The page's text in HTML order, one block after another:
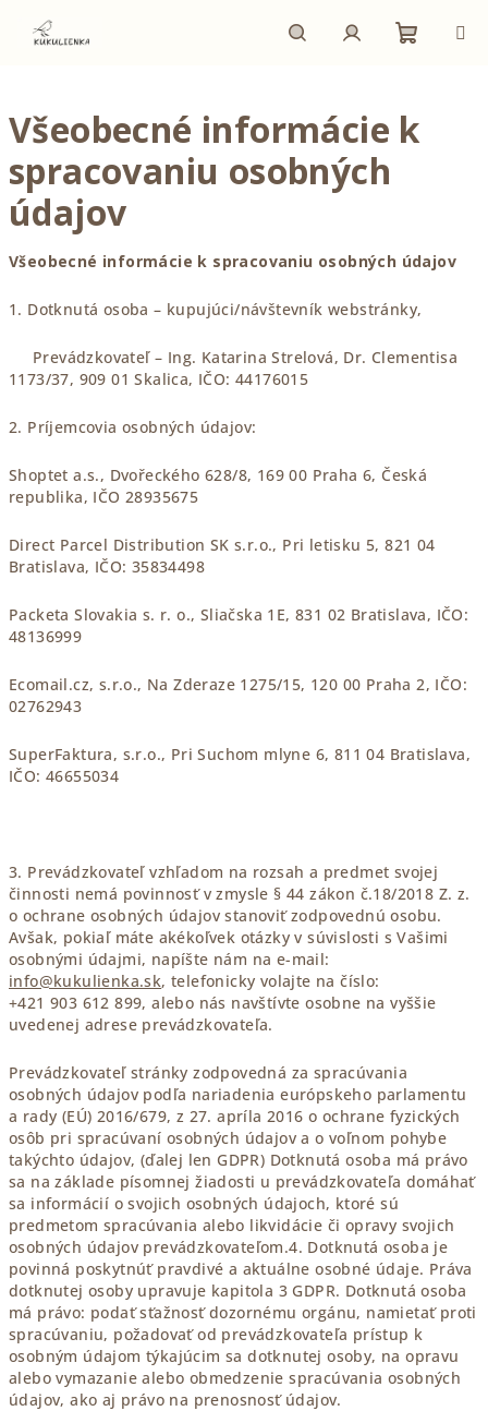
obsah
košík
Všeobecné informácie k
spracovaniu osobných
údajov
Všeobecné informácie k spracovaniu osobných údajov
1. Dotknutá osoba – kupujúci/návštevník webstránky,
Prevádzkovateľ – Ing. Katarina Strelová, Dr. Clementisa
1173/37, 909 01 Skalica, IČO: 44176015
2. Príjemcovia osobných údajov:
Shoptet a.s., Dvořeckého 628/8, 169 00 Praha 6, Česká
republika, IČO 28935675
Direct Parcel Distribution SK s.r.o., Pri letisku 5, 821 04
Bratislava, IČO: 35834498
Packeta Slovakia s. r. o., Sliačska 1E, 831 02 Bratislava, IČO:
48136999
Ecomail.cz, s.r.o., Na Zderaze 1275/15, 120 00 Praha 2, IČO:
02762943
SuperFaktura, s.r.o., Pri Suchom mlyne 6, 811 04 Bratislava,
IČO: 46655034
3. Prevádzkovateľ vzhľadom na rozsah a predmet svojej
činnosti nemá povinnosť v zmysle § 44 zákon č.18/2018 Z. z.
o ochrane osobných údajov stanoviť zodpovednú osobu.
Avšak, pokiaľ máte akékoľvek otázky v súvislosti s Vašimi
osobnými údajmi, napíšte nám na e-mail:
info@kukulienka.sk, telefonicky volajte na číslo:
+421 903 612 899, alebo nás navštívte osobne na vyššie
uvedenej adrese prevádzkovateľa.
Prevádzkovateľ stránky zodpovedná za spracúvania
osobných údajov podľa nariadenia európskeho parlamentu
a rady (EÚ) 2016/679, z 27. apríla 2016 o ochrane fyzických
osôb pri spracúvaní osobných údajov a o voľnom pohybe
takýchto údajov, (ďalej len GDPR) Dotknutá osoba má právo
sa na základe písomnej žiadosti u prevádzkovateľa domáhať
sa informácií o svojich osobných údajoch, ktoré sú
predmetom spracúvania alebo likvidácie či opravy svojich
osobných údajov prevádzkovateľom.4. Dotknutá osoba je
povinná poskytnúť pravdivé a aktuálne osobné údaje. Práva
dotknutej osoby upravuje kapitola 3 GDPR. Dotknutá osoba
má právo: podať sťažnosť dozornému orgánu, namietať proti
spracúvaniu, požadovať od prevádzkovateľa prístup k
osobným údajom týkajúcim sa dotknutej osoby, na opravu
alebo vymazanie alebo obmedzenie spracúvania osobných
údajov, ako aj právo na prenosnosť údajov.